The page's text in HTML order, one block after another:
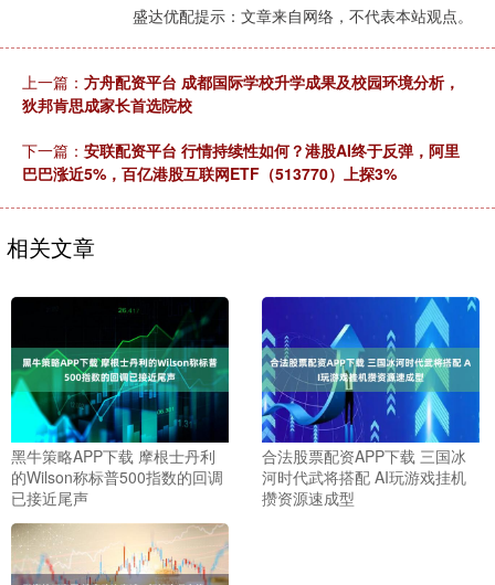
盛达优配提示：文章来自网络，不代表本站观点。
上一篇： 方舟配资平台 成都国际学校升学成果及校园环境分析，
狄邦肯思成家长首选院校
下一篇： 安联配资平台 行情持续性如何？港股AI终于反弹，阿里
巴巴涨近5%，百亿港股互联网ETF（513770）上探3%
相关文章
黑牛策略APP下载 摩根士丹利
的Wilson称标普500指数的回调
已接近尾声
合法股票配资APP下载 三国冰
河时代武将搭配 AI玩游戏挂机
攒资源速成型